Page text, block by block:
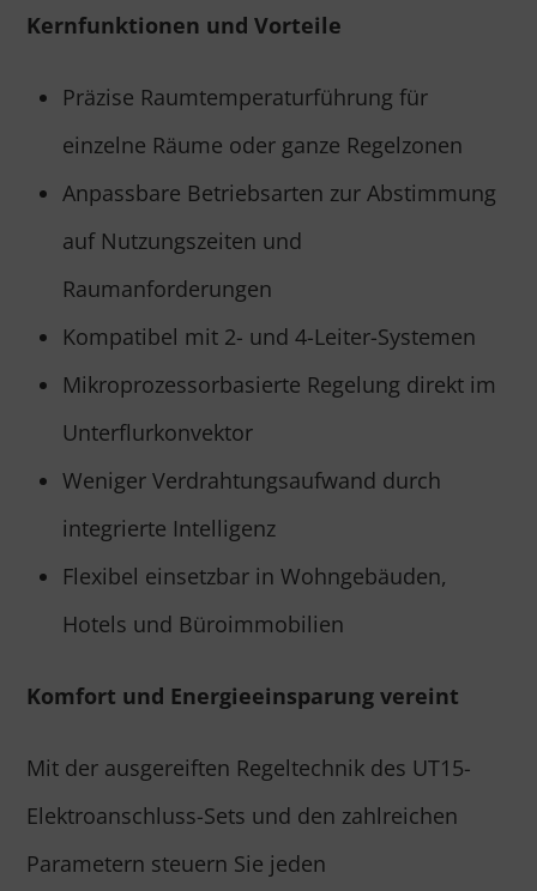
Kernfunktionen und Vorteile
Präzise Raumtemperaturführung für
einzelne Räume oder ganze Regelzonen
Anpassbare Betriebsarten zur Abstimmung
auf Nutzungszeiten und
Raumanforderungen
Kompatibel mit 2- und 4-Leiter-Systemen
Mikroprozessorbasierte Regelung direkt im
Unterflurkonvektor
Weniger Verdrahtungsaufwand durch
integrierte Intelligenz
Flexibel einsetzbar in Wohngebäuden,
Hotels und Büroimmobilien
Komfort und Energieeinsparung vereint
Mit der ausgereiften Regeltechnik des UT15-
Elektroanschluss-Sets und den zahlreichen
Parametern steuern Sie jeden